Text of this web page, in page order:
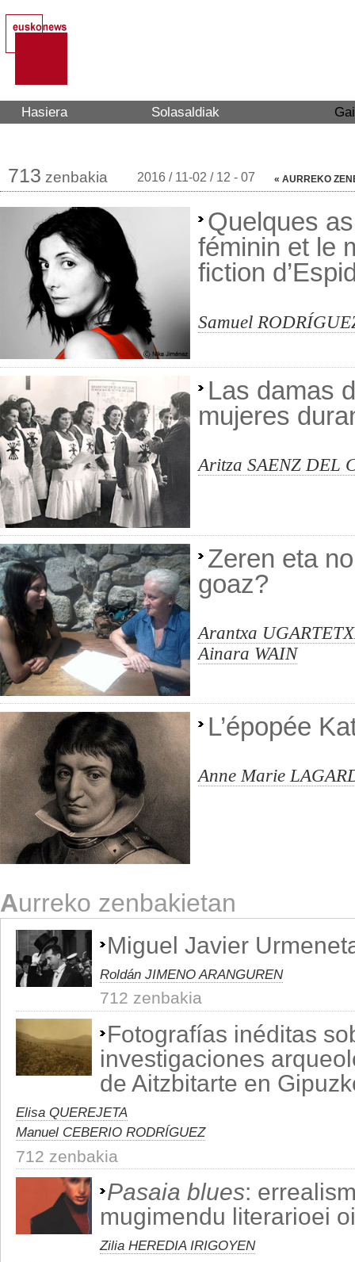
Hasiera Solasaldiak
713 zenbakia 2016 / 11-02 / 12 - 07 « AURREKO
Quelques
féminin et le
fiction
Samuel
Las damas
mujeres
Aritza SAENZ DEL
Zeren eta
goaz?
Arantxa
Ainara WAIN
L’épopée
Anne Marie
Aurreko zenbakietan
Miguel Javier
Roldán JIMENO ARANGUREN
712 zenbakia
Fotografías inéditas
investigaciones
de Aitzbitarte en
Elisa QUEREJETA
Manuel CEBERIO RODRÍGUEZ
712 zenbakia
Pasaia blues:
mugimendu literarioei
Zilia HEREDIA IRIGOYEN